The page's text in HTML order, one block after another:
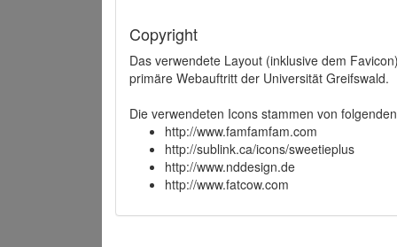
Copyright
Das verwendete Layout (inklusive dem
primäre Webauftritt der Universität Greifswald.
Die verwendeten Icons stammen von
http://www.famfamfam.com
http://sublink.ca/icons/sweetieplus
http://www.nddesign.de
http://www.fatcow.com